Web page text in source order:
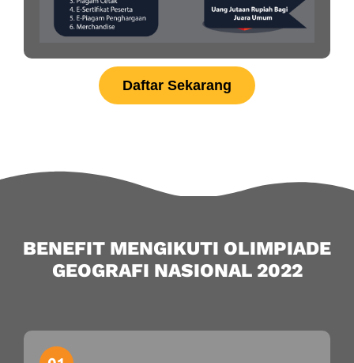
Daftar Sekarang
BENEFIT MENGIKUTI OLIMPIADE
GEOGRAFI NASIONAL 2022